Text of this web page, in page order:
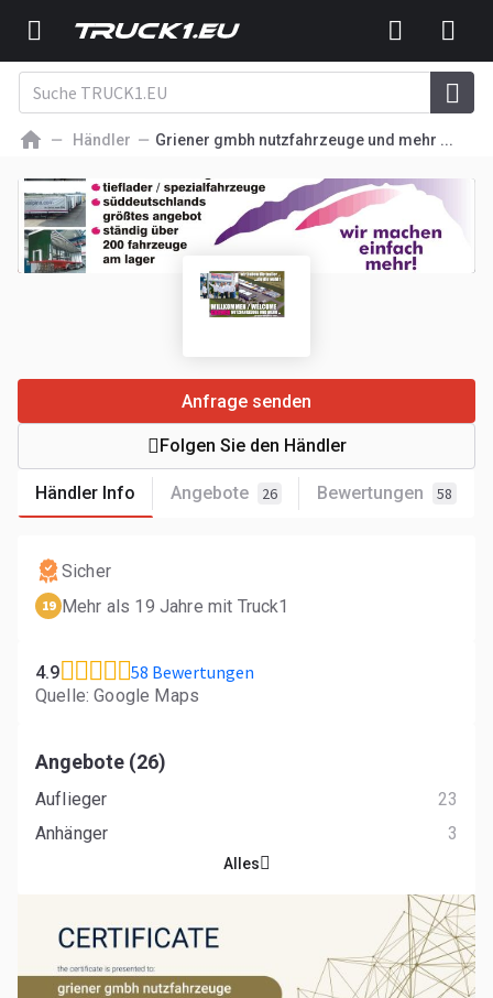
Händler Griener gmbh nutzfahrzeuge und mehr ...
Händler Info Angebote 26 Bewertungen 58
Anfrage senden
Folgen Sie den Händler
Sicher
19 Mehr als 19 Jahre mit Truck1
4.9 58 Bewertungen
Quelle: Google Maps
Angebote (26)
Auflieger
23
Anhänger
3
Alles